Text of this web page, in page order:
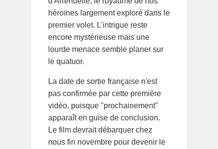
héroïnes largement exploré dans le
premier volet. L'intrigue reste
encore mystérieuse mais une
lourde menace semble planer sur
le quatuor.
La date de sortie française n'est
pas confirmée par cette première
vidéo, puisque "prochainement"
apparaît en guise de conclusion.
Le film devrait débarquer chez
nous fin novembre pour devenir le